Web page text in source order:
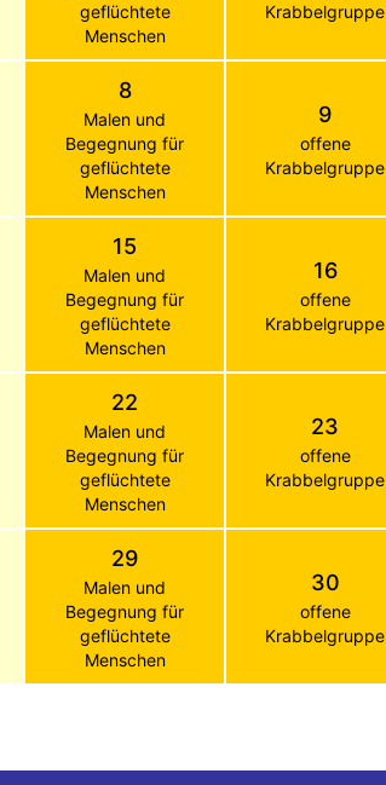
geflüchtete
Menschen
Krabbelgruppe
8
Malen und
Begegnung für
geflüchtete
Menschen
9
offene
Krabbelgruppe
15
Malen und
Begegnung für
geflüchtete
Menschen
16
offene
Krabbelgruppe
22
Malen und
Begegnung für
geflüchtete
Menschen
23
offene
Krabbelgruppe
29
Malen und
Begegnung für
geflüchtete
Menschen
30
offene
Krabbelgruppe